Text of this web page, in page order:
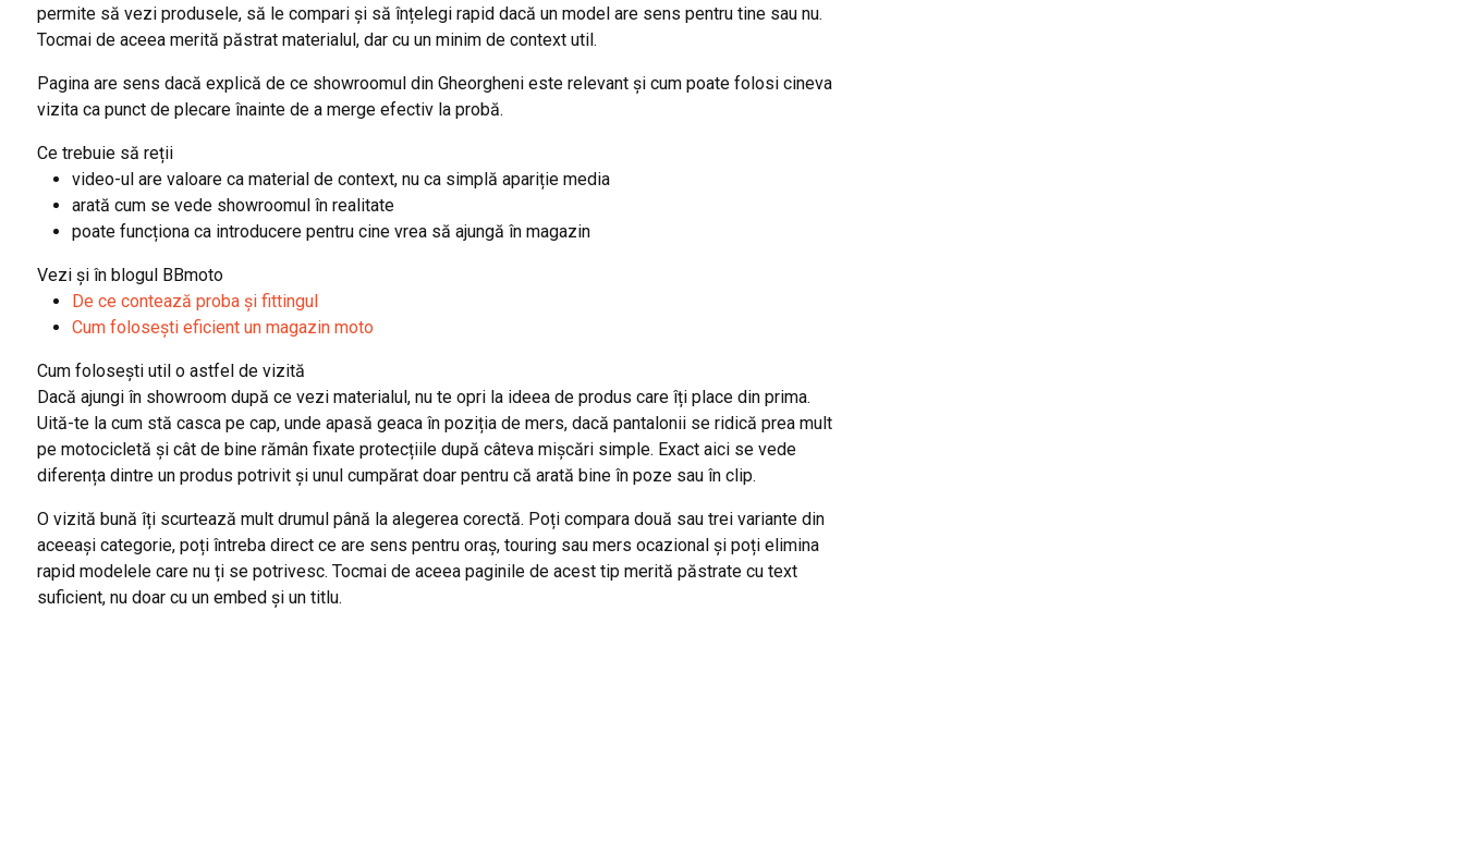
permite să vezi produsele, să le compari și să înțelegi rapid dacă un model are sens pentru tine sau nu.
Tocmai de aceea merită păstrat materialul, dar cu un minim de context util.
Pagina are sens dacă explică de ce showroomul din Gheorgheni este relevant și cum poate folosi cineva
vizita ca punct de plecare înainte de a merge efectiv la probă.
Ce trebuie să reții
video-ul are valoare ca material de context, nu ca simplă apariție media
arată cum se vede showroomul în realitate
poate funcționa ca introducere pentru cine vrea să ajungă în magazin
Vezi și în blogul BBmoto
De ce contează proba și fittingul
Cum folosești eficient un magazin moto
Cum folosești util o astfel de vizită
Dacă ajungi în showroom după ce vezi materialul, nu te opri la ideea de produs care îți place din prima.
Uită-te la cum stă casca pe cap, unde apasă geaca în poziția de mers, dacă pantalonii se ridică prea mult
pe motocicletă și cât de bine rămân fixate protecțiile după câteva mișcări simple. Exact aici se vede
diferența dintre un produs potrivit și unul cumpărat doar pentru că arată bine în poze sau în clip.
O vizită bună îți scurtează mult drumul până la alegerea corectă. Poți compara două sau trei variante din
aceeași categorie, poți întreba direct ce are sens pentru oraș, touring sau mers ocazional și poți elimina
rapid modelele care nu ți se potrivesc. Tocmai de aceea paginile de acest tip merită păstrate cu text
suficient, nu doar cu un embed și un titlu.